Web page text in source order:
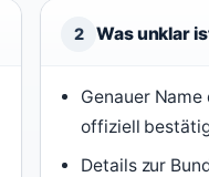
2 Was unklar
Genauer
offiziell
Details zur